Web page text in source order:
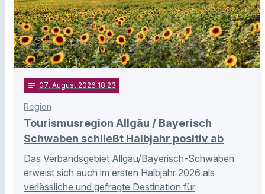
notes 07. August 2026 18:23
Region
Tourismusregion Allgäu / Bayerisch
Schwaben schließt Halbjahr positiv ab
Das Verbandsgebiet Allgäu/Bayerisch-Schwaben
erweist sich auch im ersten Halbjahr 2026 als
verlässliche und gefragte Destination für